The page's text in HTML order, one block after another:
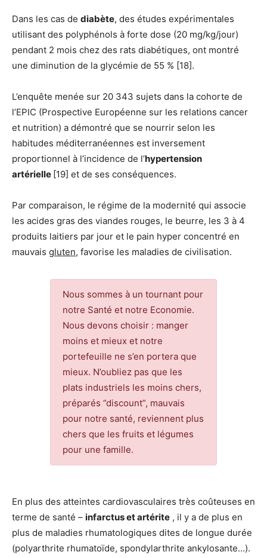
Dans les cas de diabète, des études expérimentales
utilisant des polyphénols à forte dose (20 mg/kg/jour)
pendant 2 mois chez des rats diabétiques, ont montré
une diminution de la glycémie de 55 % [18].
L’enquête menée sur 20 343 sujets dans la cohorte de
l’EPIC (Prospective Européenne sur les relations cancer
et nutrition) a démontré que se nourrir selon les
habitudes méditerranéennes est inversement
proportionnel à l’incidence de l’hypertension
artérielle [19] et de ses conséquences.
Par comparaison, le régime de la modernité qui associe
les acides gras des viandes rouges, le beurre, les 3 à 4
produits laitiers par jour et le pain hyper concentré en
mauvais gluten, favorise les maladies de civilisation.
Nous sommes à un tournant pour
notre Santé et notre Economie.
Nous devons choisir : manger
moins et mieux et notre
portefeuille ne s’en portera que
mieux. N’oubliez pas que les
plats industriels les moins chers,
préparés ”discount”, mauvais
pour notre santé, reviennent plus
chers que les fruits et légumes
pour une famille.
En plus des atteintes cardiovasculaires très coûteuses en
terme de santé – infarctus et artérite , il y a de plus en
plus de maladies rhumatologiques dites de longue durée
(polyarthrite rhumatoïde, spondylarthrite ankylosante…).